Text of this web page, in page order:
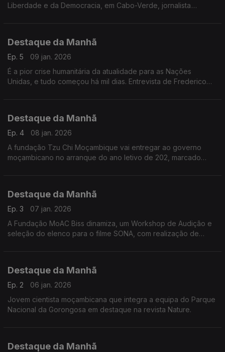
Liberdade e da Democracia, em Cabo-Verde, jornalista
Destaque da Manhã
Ep. 5
09 jan. 2026
É a pior crise humanitária da atualidade para as Nações
Unidas, e tudo começou há mil dias. Entrevista de Frederico
Destaque da Manhã
Ep. 4
08 jan. 2026
A fundação Tzu Chi Moçambique vai entregar ao governo
moçambicano no arranque do ano letivo de 202, marcado
Destaque da Manhã
Ep. 3
07 jan. 2026
A Fundação MoAC Biss dinamiza, um Workshop de Audição e
seleção do elenco para o filme SONA, com realização de
Destaque da Manhã
Ep. 2
06 jan. 2026
Jovem cientista moçambicana que integra a equipa do Parque
Nacional da Gorongosa em destaque na revista Nature.
Destaque da Manhã